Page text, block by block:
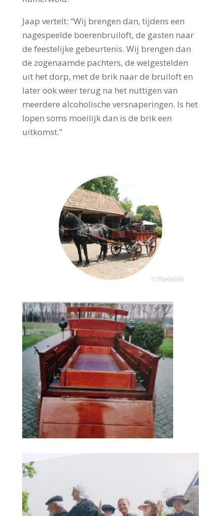
Jaap vertelt: “Wij brengen dan, tijdens een
nagespeelde boerenbruiloft, de gasten naar
de feestelijke gebeurtenis. Wij brengen dan
de zogenaamde pachters, de welgestelden
uit het dorp, met de brik naar de bruiloft en
later ook weer terug na het nuttigen van
meerdere alcoholische versnaperingen. Is het
lopen soms moeilijk dan is de brik een
uitkomst.”